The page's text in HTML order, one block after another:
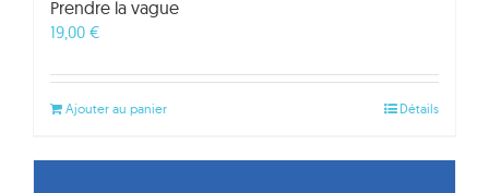
Prendre la vague
19,00 €
Ajouter au panier Détails